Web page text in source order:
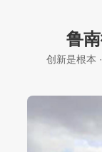
鲁
创新是根本